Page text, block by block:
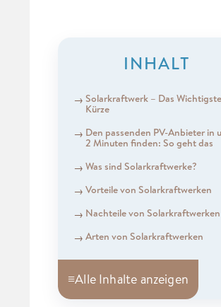
INHALT
Solarkraftwerk – Das
Kürze
Den passenden PV-Anbieter in
2 Minuten finden: So geht das
Was sind Solarkraftwerke?
Vorteile von Solarkraftwerken
Nachteile von Solarkraftwerken
Arten von Solarkraftwerken
≡Alle Inhalte anzeigen